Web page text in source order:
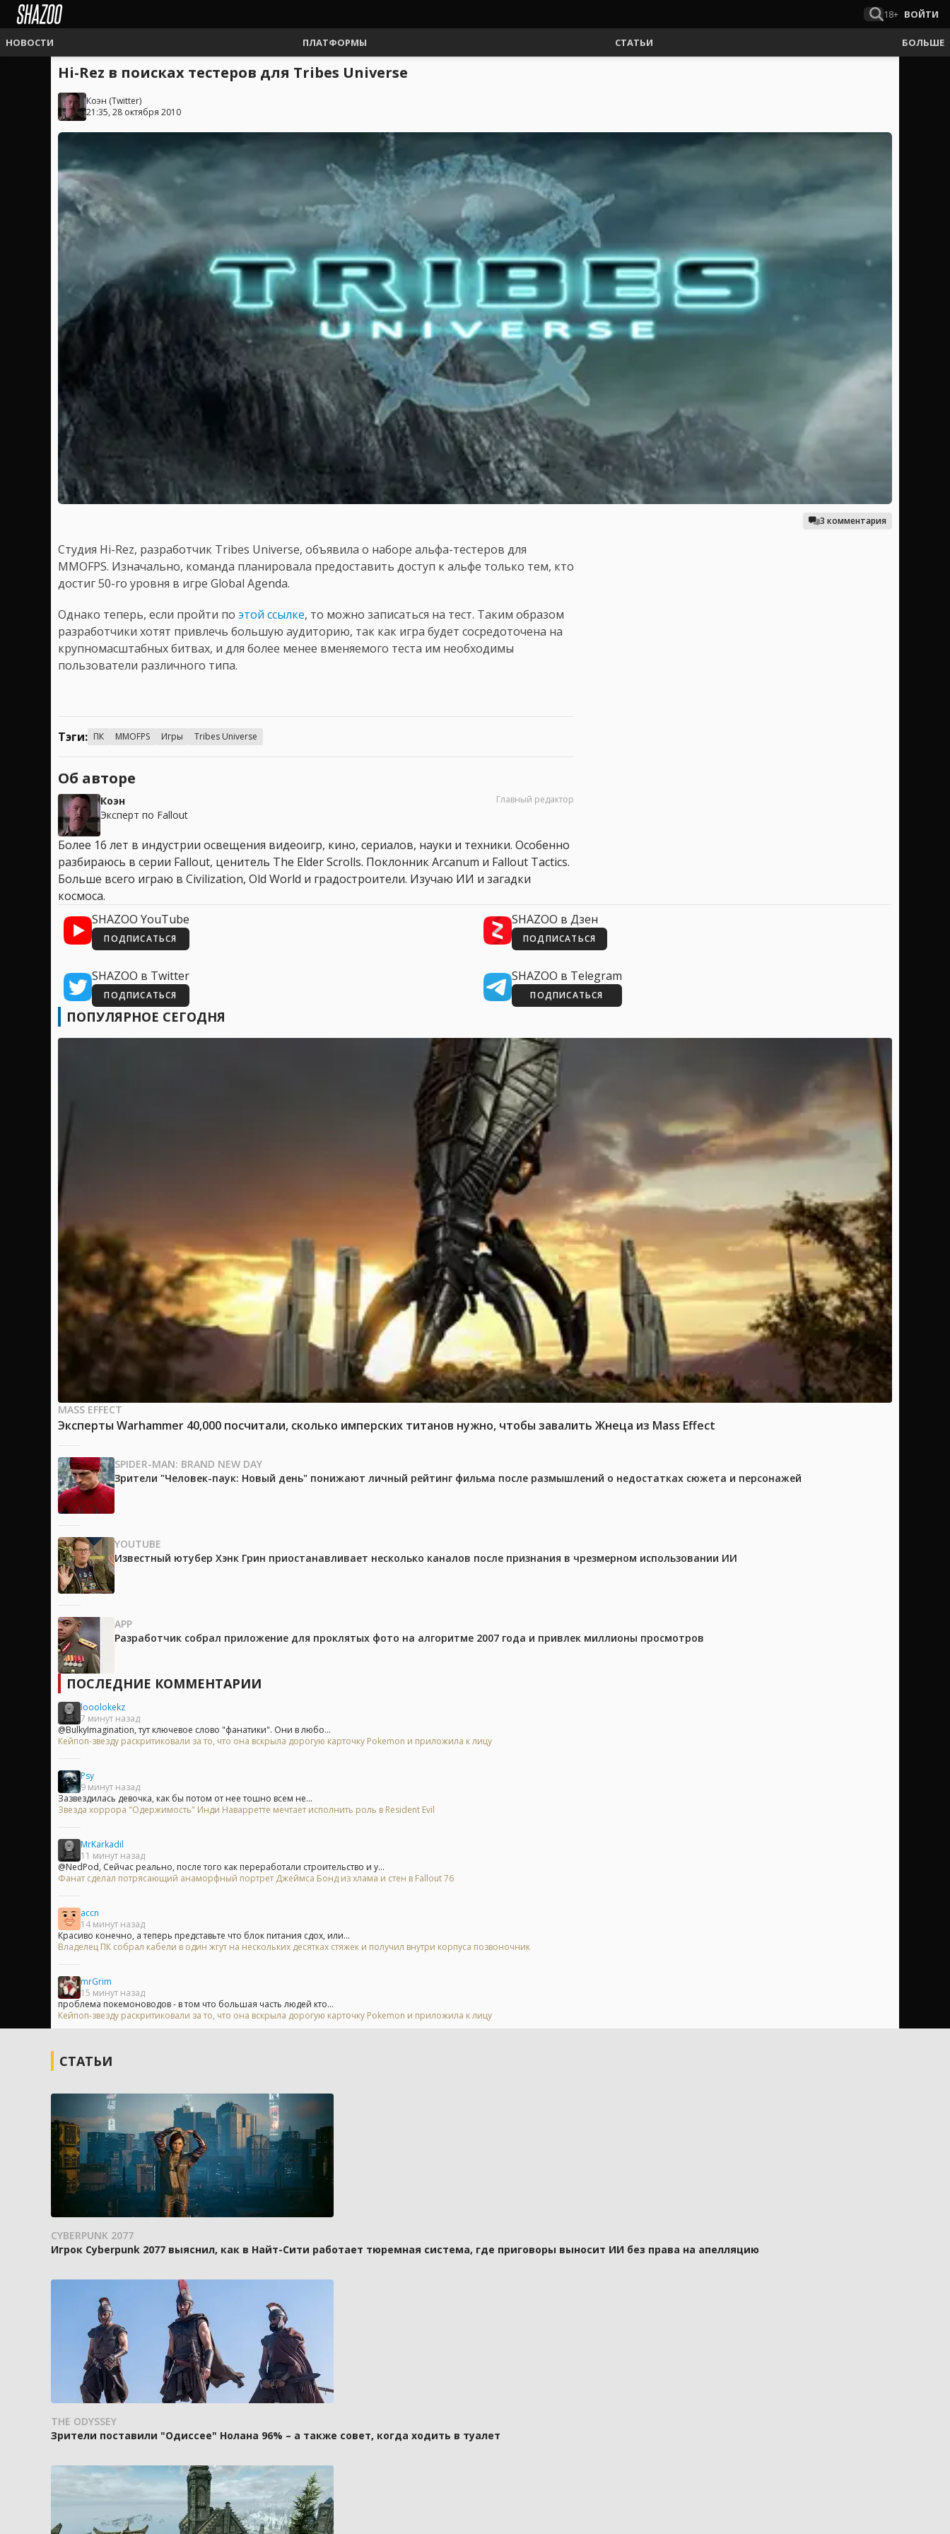
18+ ВОЙТИ
НОВОСТИ ПЛАТФОРМЫ СТАТЬИ БОЛЬШЕ
Hi-Rez в поисках тестеров для Tribes Universe
Коэн (Twitter)
21:35, 28 октября 2010
3 комментария
Студия Hi-Rez, разработчик Tribes Universe, объявила о наборе альфа-тестеров для
MMOFPS. Изначально, команда планировала предоставить доступ к альфе только тем, кто
достиг 50-го уровня в игре Global Agenda.
Однако теперь, если пройти по этой ссылке, то можно записаться на тест. Таким образом
разработчики хотят привлечь большую аудиторию, так как игра будет сосредоточена на
крупномасштабных битвах, и для более менее вменяемого теста им необходимы
пользователи различного типа.
Тэги: ПК MMOFPS Игры Tribes Universe
Об авторе
Коэн
Эксперт по Fallout
Главный редактор
Более 16 лет в индустрии освещения видеоигр, кино, сериалов, науки и техники. Особенно
разбираюсь в серии Fallout, ценитель The Elder Scrolls. Поклонник Arcanum и Fallout Tactics.
Больше всего играю в Civilization, Old World и градостроители. Изучаю ИИ и загадки
космоса.
SHAZOO YouTube
ПОДПИСАТЬСЯ
SHAZOO в Дзен
ПОДПИСАТЬСЯ
SHAZOO в Twitter
ПОДПИСАТЬСЯ
SHAZOO в Telegram
ПОДПИСАТЬСЯ
ПОПУЛЯРНОЕ СЕГОДНЯ
MASS EFFECT
Эксперты Warhammer 40,000 посчитали, сколько имперских титанов нужно, чтобы завалить Жнеца из Mass Effect
SPIDER-MAN: BRAND NEW DAY
Зрители "Человек-паук: Новый день" понижают личный рейтинг фильма после размышлений о недостатках сюжета и персонажей
YOUTUBE
Известный ютубер Хэнк Грин приостанавливает несколько каналов после признания в чрезмерном использовании ИИ
APP
Разработчик собрал приложение для проклятых фото на алгоритме 2007 года и привлек миллионы просмотров
ПОСЛЕДНИЕ КОММЕНТАРИИ
looolokekz
7 минут назад
@BulkyImagination, тут ключевое слово "фанатики". Они в любо...
Кейпоп-звезду раскритиковали за то, что она вскрыла дорогую карточку Pokemon и приложила к лицу
Psy
9 минут назад
Зазвездилась девочка, как бы потом от нее тошно всем не...
Звезда хоррора "Одержимость" Инди Наварретте мечтает исполнить роль в Resident Evil
MrKarkadil
11 минут назад
@NedPod, Сейчас реально, после того как переработали строительство и у...
Фанат сделал потрясающий анаморфный портрет Джеймса Бонд из хлама и стен в Fallout 76
accn
14 минут назад
Красиво конечно, а теперь представьте что блок питания сдох, или...
Владелец ПК собрал кабели в один жгут на нескольких десятках стяжек и получил внутри корпуса позвоночник
mrGrim
15 минут назад
проблема покемоноводов - в том что большая часть людей кто...
Кейпоп-звезду раскритиковали за то, что она вскрыла дорогую карточку Pokemon и приложила к лицу
СТАТЬИ
CYBERPUNK 2077
Игрок Cyberpunk 2077 выяснил, как в Найт-Сити работает тюремная система, где приговоры выносит ИИ без права на апелляцию
THE ODYSSEY
Зрители поставили "Одиссее" Нолана 96% – а также совет, когда ходить в туалет